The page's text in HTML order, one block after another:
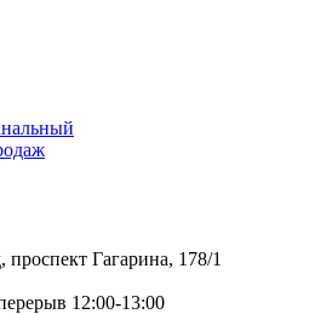
Гагарина, 178/1
12:00-13:00